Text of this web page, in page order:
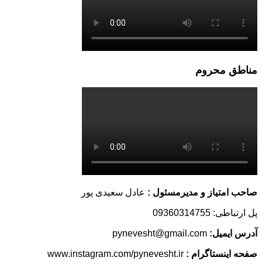
مناطق محروم
صاحب امتیاز و مدیرمسئول : عادل سعیدی پور
پل ارتباطی: 09360314755
آدرس ایمیل:
صفحه اینستاگرام :